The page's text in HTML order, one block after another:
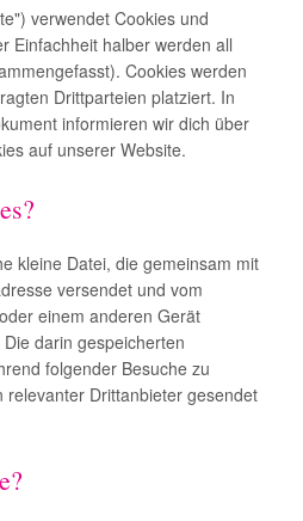
verwendet Cookies und
Einfachheit halber werden all
Cookies werden
Drittparteien platziert. In
informieren wir dich über
auf unserer Website.
kleine Datei, die gemeinsam mit
versendet und vom
einem anderen Gerät
darin gespeicherten
folgender Besuche zu
relevanter Drittanbieter gesendet